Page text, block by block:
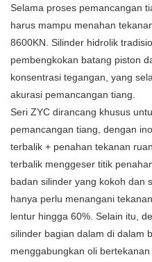
Selama proses pemancangan
harus mampu menahan
8600KN. Silinder hidrolik
pembengkokan batang piston
konsentrasi tegangan, yang
akurasi pemancangan tiang.
Seri ZYC dirancang khusus
pemancangan tiang, dengan
terbalik + penahan tekanan
terbalik menggeser titik
badan silinder yang kokoh dan
hanya perlu menangani
lentur hingga 60%. Selain itu,
silinder bagian dalam di dalam
menggabungkan oli